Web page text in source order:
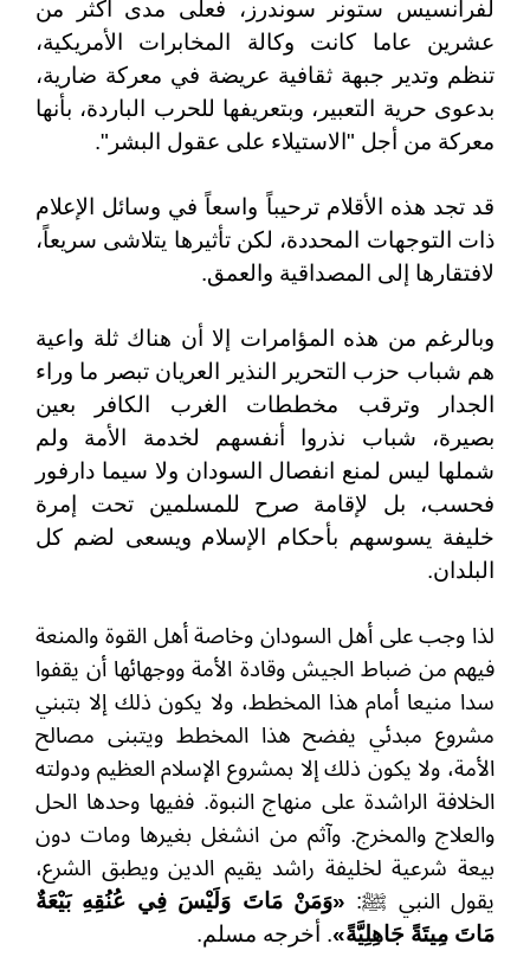
لفرانسيس ستونر سوندرز، فعلى مدى أكثر من
عشرين عاما كانت وكالة المخابرات الأمريكية،
تنظم وتدير جبهة ثقافية عريضة في معركة ضارية،
بدعوى حرية التعبير، وبتعريفها للحرب الباردة، بأنها
معركة من أجل "الاستيلاء على عقول البشر".
قد تجد هذه الأقلام ترحيباً واسعاً في وسائل الإعلام
ذات التوجهات المحددة، لكن تأثيرها يتلاشى سريعاً،
لافتقارها إلى المصداقية والعمق.
وبالرغم من هذه المؤامرات إلا أن هناك ثلة واعية
هم شباب حزب التحرير النذير العريان تبصر ما وراء
الجدار وترقب مخططات الغرب الكافر بعين
بصيرة، شباب نذروا أنفسهم لخدمة الأمة ولم
شملها ليس لمنع انفصال السودان ولا سيما دارفور
فحسب، بل لإقامة صرح للمسلمين تحت إمرة
خليفة يسوسهم بأحكام الإسلام ويسعى لضم كل
البلدان.
لذا وجب على أهل السودان وخاصة أهل القوة والمنعة
فيهم من ضباط الجيش وقادة الأمة ووجهائها أن يقفوا
سدا منيعا أمام هذا المخطط، ولا يكون ذلك إلا بتبني
مشروع مبدئي يفضح هذا المخطط ويتبنى مصالح
الأمة، ولا يكون ذلك إلا بمشروع الإسلام العظيم ودولته
الخلافة الراشدة على منهاج النبوة. ففيها وحدها الحل
والعلاج والمخرج. وآثم من انشغل بغيرها ومات دون
بيعة شرعية لخليفة راشد يقيم الدين ويطبق الشرع،
يقول النبي ﷺ: «وَمَنْ مَاتَ وَلَيْسَ فِي عُنُقِهِ بَيْعَةٌ
مَاتَ مِيتَةً جَاهِلِيَّةً». أخرجه مسلم.